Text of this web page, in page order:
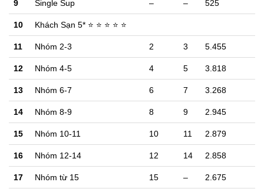
9 Single Sup – – 525
10 Khách Sạn 5* ⭐ ⭐ ⭐ ⭐ ⭐
11 Nhóm 2-3 2 3 5.455
12 Nhóm 4-5 4 5 3.818
13 Nhóm 6-7 6 7 3.268
14 Nhóm 8-9 8 9 2.945
15 Nhóm 10-11 10 11 2.879
16 Nhóm 12-14 12 14 2.858
17 Nhóm từ 15 15 – 2.675